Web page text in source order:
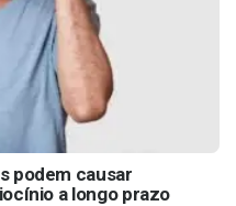
podem causar
a longo prazo